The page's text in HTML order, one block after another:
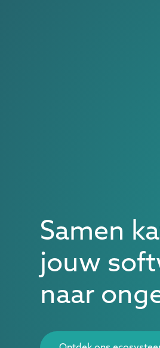
Samen
jouw
naar